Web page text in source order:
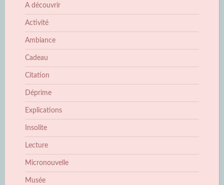
A découvrir
Activité
Ambiance
Cadeau
Citation
Déprime
Explications
Insolite
Lecture
Micronouvelle
Musée